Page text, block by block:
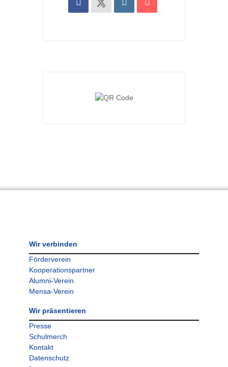
Wir verbinden
Förderverein
Kooperationspartner
Alumni-Verein
Mensa-Verein
Wir präsentieren
Presse
Schulmerch
Kontakt
Datenschutz